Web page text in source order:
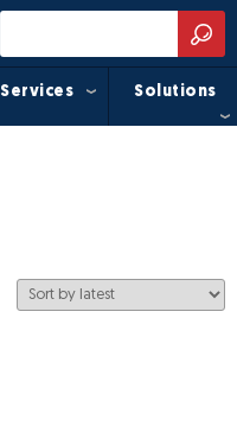
Services Solutions